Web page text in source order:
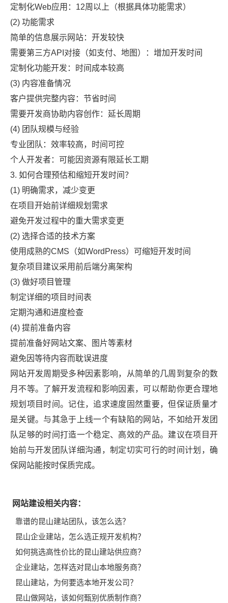
定制化Web应用：12周以上（根据具体功能需求）
(2) 功能需求
简单的信息展示网站：开发较快
需要第三方API对接（如支付、地图）：增加开发时间
定制化功能开发：时间成本较高
(3) 内容准备情况
客户提供完整内容：节省时间
需要开发商协助内容创作：延长周期
(4) 团队规模与经验
专业团队：效率较高，时间可控
个人开发者：可能因资源有限延长工期
3. 如何合理预估和缩短开发时间？
(1) 明确需求，减少变更
在项目开始前详细规划需求
避免开发过程中的重大需求变更
(2) 选择合适的技术方案
使用成熟的CMS（如WordPress）可缩短开发时间
复杂项目建议采用前后端分离架构
(3) 做好项目管理
制定详细的项目时间表
定期沟通和进度检查
(4) 提前准备内容
提前准备好网站文案、图片等素材
避免因等待内容而耽误进度
网站开发周期受多种因素影响，从简单的几周到复杂的数
月不等。了解开发流程和影响因素，可以帮助你更合理地
规划项目时间。记住，追求速度固然重要，但保证质量才
是关键。与其急于上线一个有缺陷的网站，不如给开发团
队足够的时间打造一个稳定、高效的产品。建议在项目开
始前与开发团队详细沟通，制定切实可行的时间计划，确
保网站能按时保质完成。
网站建设相关内容：
靠谱的昆山建站团队，该怎么选？
昆山企业建站，怎么选正规开发机构？
如何挑选高性价比的昆山建站供应商？
企业建站，怎样选对昆山本地服务商？
昆山建站，为何要选本地开发公司？
昆山做网站，该如何甄别优质制作商？